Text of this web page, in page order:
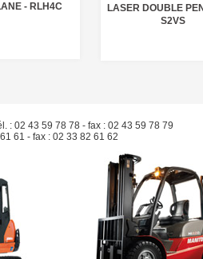
- RLH4C
LASER DOUBLE
S2VS
: 02 43 59 78 78 - fax : 02 43 59 78 79
61 - fax : 02 33 82 61 62